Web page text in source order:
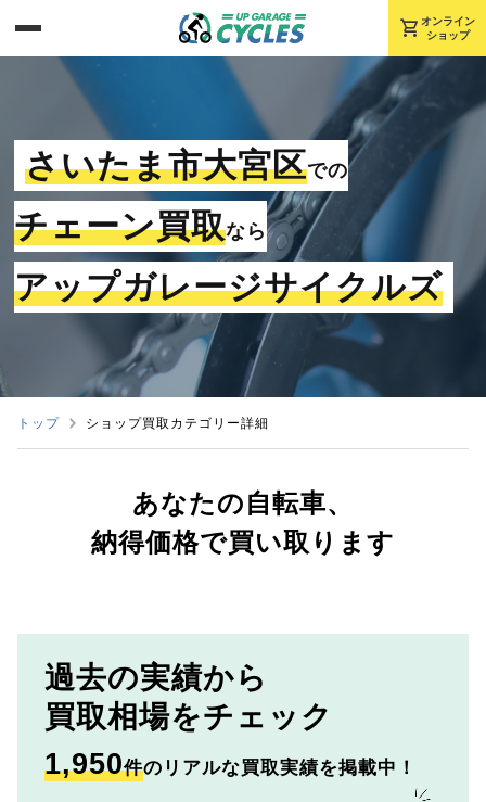
shopping_cart オンライン
ショップ
さいたま市大宮区での
チェーン買取なら
アップガレージサイクルズ
トップ ショップ買取カテゴリー詳細
あなたの自転車、
納得価格で買い取ります
過去の実績から
買取相場をチェック
1,950件のリアルな買取実績を掲載中！